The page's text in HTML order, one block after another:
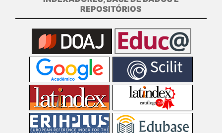
REPOSITÓRIOS